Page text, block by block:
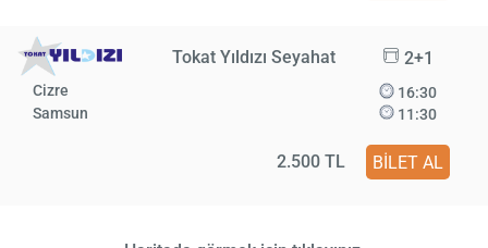
Tokat Yıldızı Seyahat 2+1
Cizre
Samsun
16:30
11:30
2.500 TL BİLET AL